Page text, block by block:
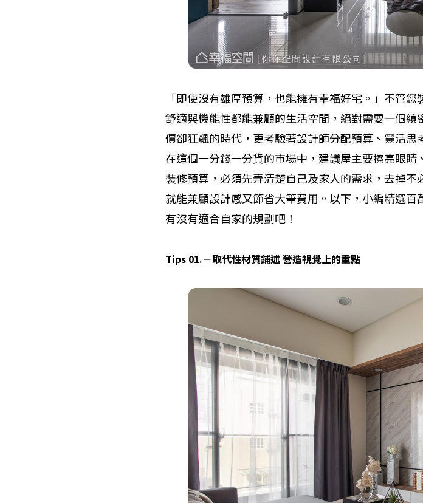
「即使沒有雄厚預算，也能擁有幸福好宅。」不管
舒適與機能性都能兼顧的生活空間，絕對需要一個
價卻狂飆的時代，更考驗著設計師分配預算、靈活思
在這個一分錢一分貨的市場中，建議屋主要擦亮眼
裝修預算，必須先弄清楚自己及家人的需求，去掉不
就能兼顧設計感又節省大筆費用。以下，小編精選
有沒有適合自家的規劃吧！
Tips 01.－取代性材質鋪述 營造視覺上的重點